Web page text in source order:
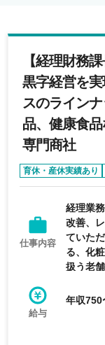
【経理財務
黒字経営を
スのライン
品、健康食
専門商社
育休・産休実績あり
フレックス制度あり
仕事内容
経理業
改善、
ていた
る、化
扱う老
給与
年収750